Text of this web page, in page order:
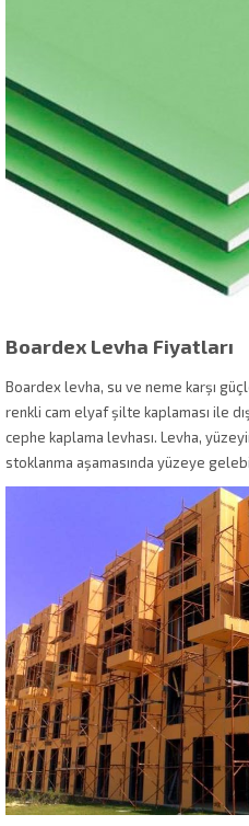
Boardex Levha Fiyatları
Boardex levha, su ve neme karşı
renkli cam elyaf şilte kaplaması ile
cephe kaplama levhası. Levha,
stoklanma aşamasında yüzeye